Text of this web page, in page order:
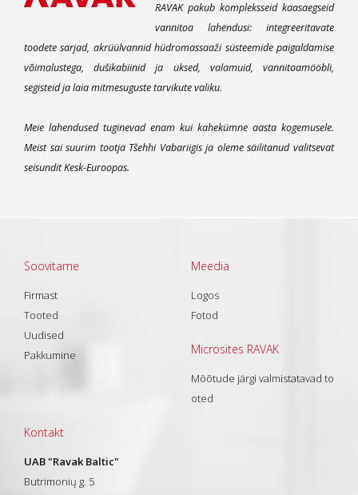
RAVAK pakub kompleksseid kaasaegseid
vannitoa lahendusi: integreeritavate
toodete sarjad, akrüülvannid hüdromassaaži süsteemide paigaldamise
võimalustega, dušikabiinid ja uksed, valamuid, vannitoamööbli,
segisteid ja laia mitmesuguste tarvikute valiku.
Meie lahendused tuginevad enam kui kahekümne aasta kogemusele.
Meist sai suurim tootja Tšehhi Vabariigis ja oleme säilitanud valitsevat
seisundit Kesk-Euroopas.
Soovitame
Firmast
Tooted
Uudised
Pakkumine
Meedia
Logos
Fotod
Microsites RAVAK
Mõõtude järgi valmistatavad to
oted
Kontakt
UAB "Ravak Baltic"
Butrimonių g. 5